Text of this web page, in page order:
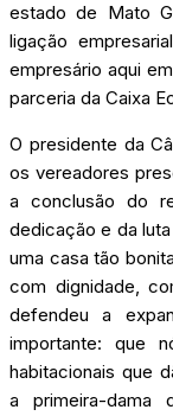
estado de Mato
ligação
empresário aqui
parceria da Caixa
O presidente da
os vereadores
a conclusão do
dedicação e da
uma casa tão
com dignidade,
defendeu a
importante: que
habitacionais que
a primeira-dama